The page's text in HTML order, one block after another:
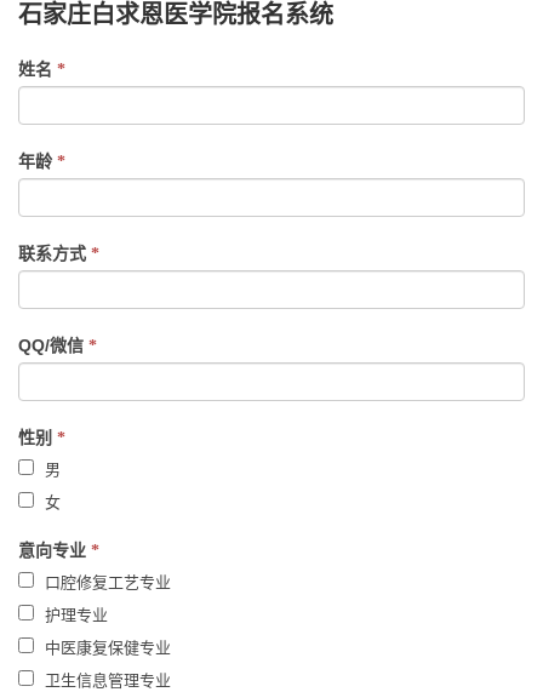
石家庄白求恩医学院报名系统
If
are
human,
leave
this
field
blank.
姓名 *
年龄 *
联系方式 *
QQ/微信 *
性别 *
男
女
意向专业 *
口腔修复工艺专业
护理专业
中医康复保健专业
卫生信息管理专业